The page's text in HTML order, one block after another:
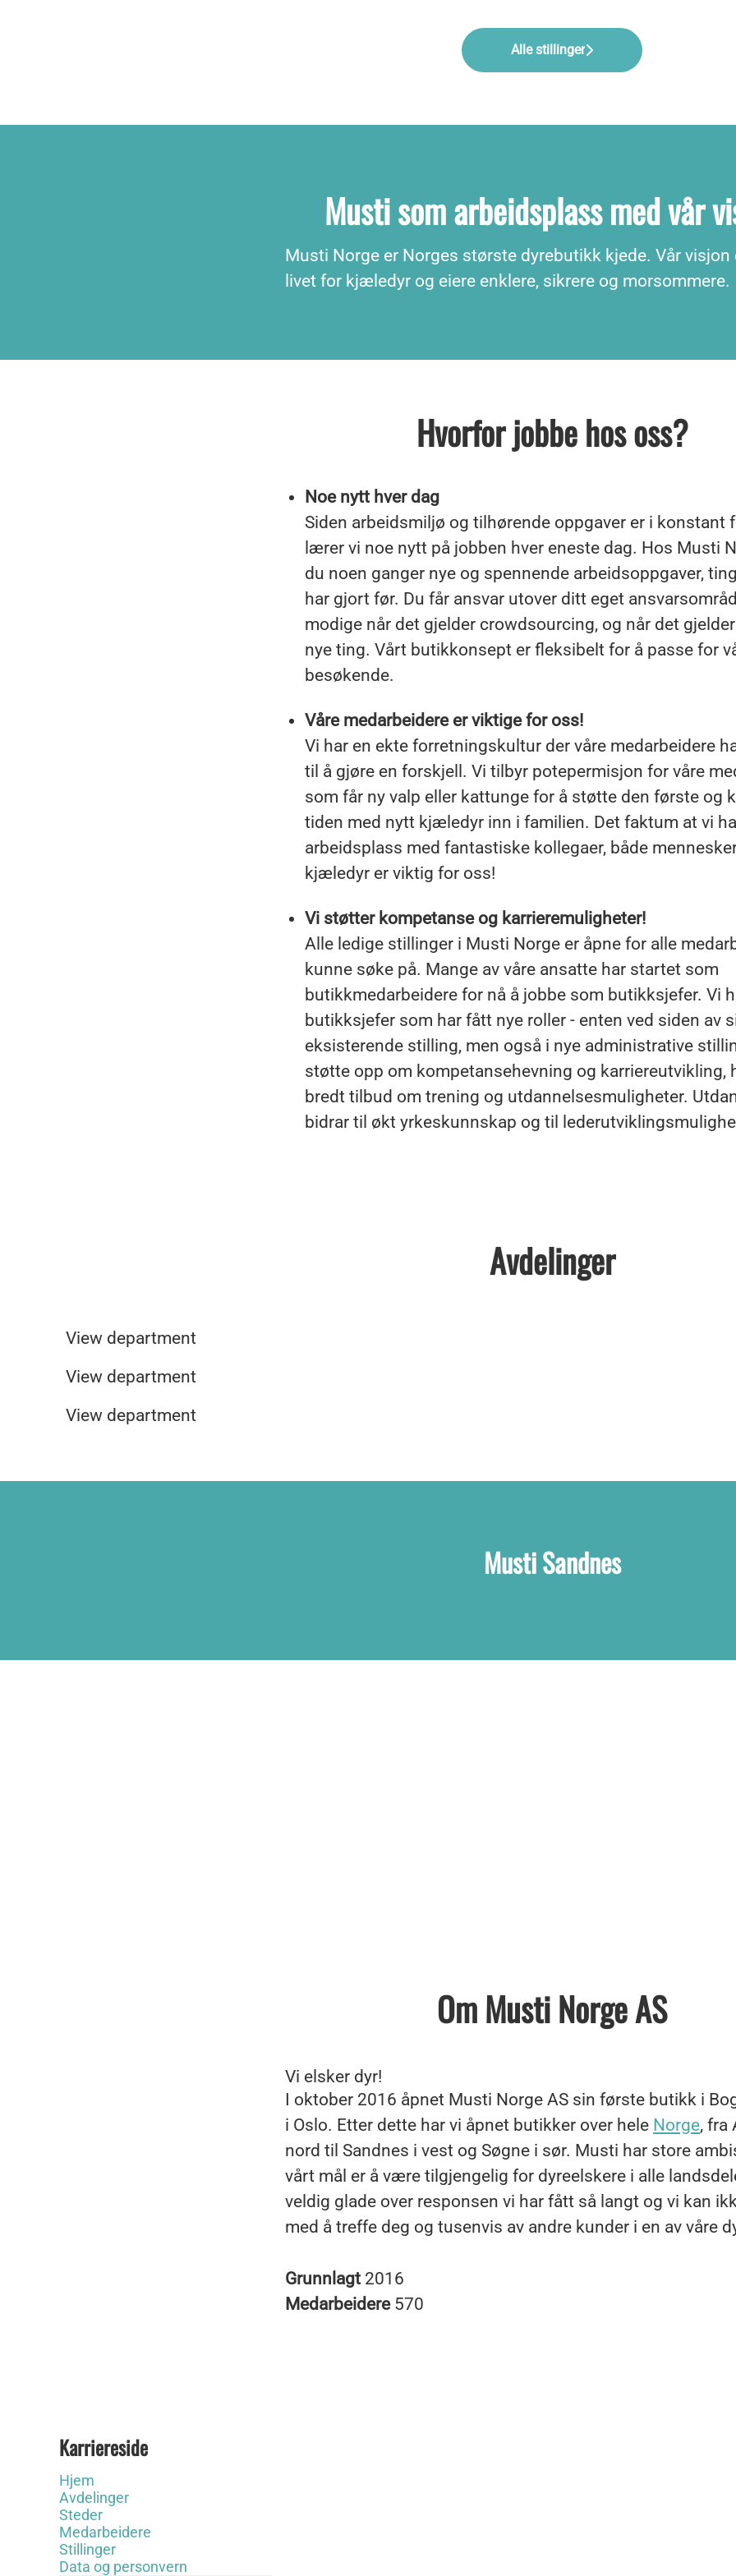
Alle stillinger
Musti som arbeidsplass med vår
Musti Norge er Norges største dyrebutikk kjede. Vår visjon
livet for kjæledyr og eiere enklere, sikrere og morsommere.
Hvorfor jobbe hos oss?
Noe nytt hver dag
Siden arbeidsmiljø og tilhørende oppgaver er i konstant
lærer vi noe nytt på jobben hver eneste dag. Hos Musti
du noen ganger nye og spennende arbeidsoppgaver,
har gjort før. Du får ansvar utover ditt eget
modige når det gjelder crowdsourcing, og når det
nye ting. Vårt butikkonsept er fleksibelt for å passe for
besøkende.
Våre medarbeidere er viktige for oss!
Vi har en ekte forretningskultur der våre medarbeidere
til å gjøre en forskjell. Vi tilbyr potepermisjon for våre
som får ny valp eller kattunge for å støtte den første og
tiden med nytt kjæledyr inn i familien. Det faktum at vi
arbeidsplass med fantastiske kollegaer, både
kjæledyr er viktig for oss!
Vi støtter kompetanse og karrieremuligheter!
Alle ledige stillinger i Musti Norge er åpne for alle
kunne søke på. Mange av våre ansatte har startet som
butikkmedarbeidere for nå å jobbe som butikksjefer. Vi
butikksjefer som har fått nye roller - enten ved siden av
eksisterende stilling, men også i nye administrative
støtte opp om kompetansehevning og karriereutvikling,
bredt tilbud om trening og utdannelsesmuligheter.
bidrar til økt yrkeskunnskap og til
Avdelinger
View department
View department
View department
Musti Sandnes
Om Musti Norge AS
Vi elsker dyr!
I oktober 2016 åpnet Musti Norge AS sin første butikk i
i Oslo. Etter dette har vi åpnet butikker over hele Norge, fra
nord til Sandnes i vest og Søgne i sør. Musti har store
vårt mål er å være tilgjengelig for dyreelskere i alle
veldig glade over responsen vi har fått så langt og vi kan
med å treffe deg og tusenvis av andre kunder i en av våre
Grunnlagt 2016
Medarbeidere 570
Karriereside
Hjem
Avdelinger
Steder
Medarbeidere
Stillinger
Data og personvern